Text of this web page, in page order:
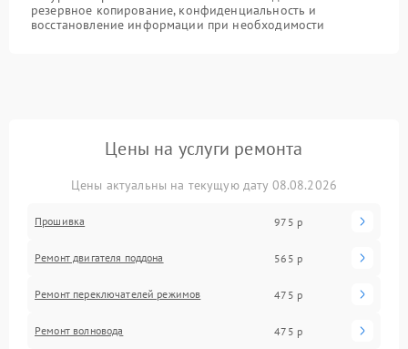
резервное копирование, конфиденциальность и
восстановление информации при необходимости
Цены на услуги ремонта
Цены актуальны на текущую дату 08.08.2026
Прошивка 975 р
Ремонт двигателя поддона 565 р
Ремонт переключателей режимов 475 р
Ремонт волновода 475 р